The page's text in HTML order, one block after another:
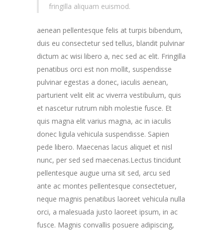
fringilla aliquam euismod.
aenean pellentesque felis at turpis bibendum,
duis eu consectetur sed tellus, blandit pulvinar
dictum ac wisi libero a, nec sed ac elit. Fringilla
penatibus orci est non mollit, suspendisse
pulvinar egestas a donec, iaculis aenean,
parturient velit elit ac viverra vestibulum, quis
et nascetur rutrum nibh molestie fusce. Et
quis magna elit varius magna, ac in iaculis
donec ligula vehicula suspendisse. Sapien
pede libero. Maecenas lacus aliquet et nisl
nunc, per sed sed maecenas.Lectus tincidunt
pellentesque augue urna sit sed, arcu sed
ante ac montes pellentesque consectetuer,
neque magnis penatibus laoreet vehicula nulla
orci, a malesuada justo laoreet ipsum, in ac
fusce. Magnis convallis posuere adipiscing,